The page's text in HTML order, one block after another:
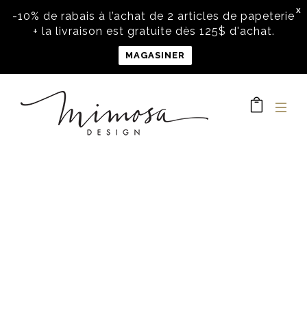
X
-10% de rabais à l’achat de 2 articles de papeterie
+ la livraison est gratuite dès 125$ d'achat.
MAGASINER